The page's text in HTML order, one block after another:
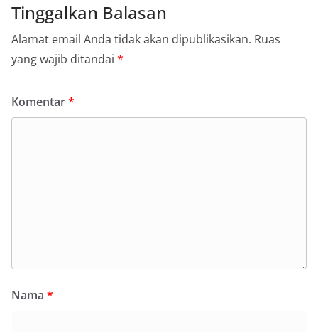
Tinggalkan Balasan
Alamat email Anda tidak akan dipublikasikan. Ruas
yang wajib ditandai *
Komentar*
Nama *